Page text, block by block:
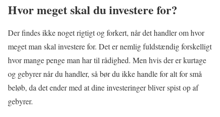
Hvor meget skal du investere for?
Der findes ikke noget rigtigt og forkert, når det handler om hvor
meget man skal investere for. Det er nemlig fuldstændig forskelligt
hvor mange penge man har til rådighed. Men hvis der er kurtage
og gebyrer når du handler, så bør du ikke handle for alt for små
beløb, da det ender med at dine investeringer bliver spist op af
gebyrer.